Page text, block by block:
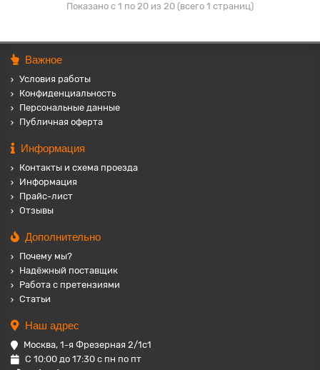
Показано с 1 по 20 из 20 (всего 1 страниц)
Важное
Условия работы
Конфиденциальность
Персональные данные
Публичная оферта
Информация
Контакты и схема проезда
Информация
Прайс-лист
Отзывы
Дополнительно
Почему мы?
Надёжный поставщик
Работа с претензиями
Статьи
Наш адрес
Москва, 1-я Фрезерная 2/1с1
С 10:00 до 17:30 с пн по пт